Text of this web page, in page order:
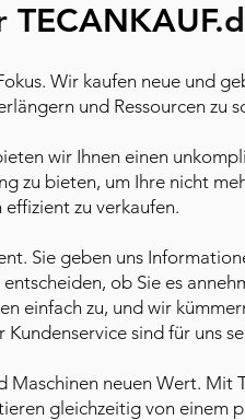
TECANKAUF
Wir kaufen neue und
und Ressourcen zu
wir Ihnen einen
zu bieten, um Ihre nicht
effizient zu verkaufen.
Sie geben uns
ob Sie es
einfach zu, und wir
sind für uns
Maschinen neuen Wert. Mit
gleichzeitig von einem